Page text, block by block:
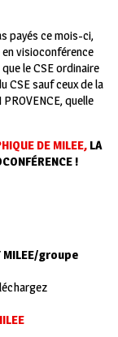
payés ce mois-ci,
visioconférence
le CSE ordinaire
CSE sauf ceux de la
quelle
DE MILEE, LA
!
MILEE/groupe